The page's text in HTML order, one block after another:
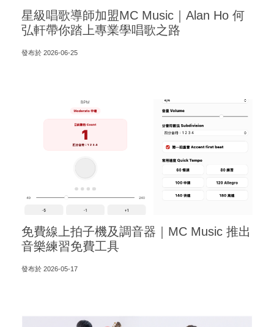
星級唱歌導師加盟MC Music｜Alan Ho 何
弘軒帶你踏上專業學唱歌之路
發布於 2026-06-25
免費線上拍子機及調音器｜MC Music 推出
音樂練習免費工具
發布於 2026-05-17